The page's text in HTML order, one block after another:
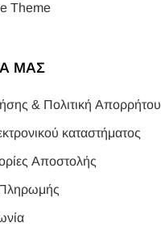
Theme
ΜΑΣ
& Πολιτική Απορρήτου
καταστήματος
Αποστολής